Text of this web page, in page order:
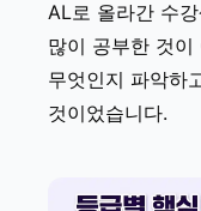
AL로 올라간 수
많이 공부한 것
무엇인지 파악하
것이었습니다.